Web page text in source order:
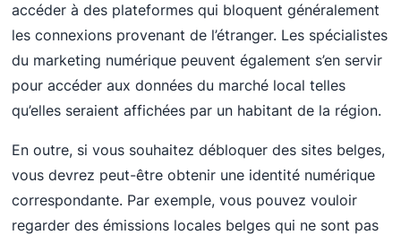
accéder à des plateformes qui bloquent généralement
les connexions provenant de l’étranger. Les spécialistes
du marketing numérique peuvent également s’en servir
pour accéder aux données du marché local telles
qu’elles seraient affichées par un habitant de la région.
En outre, si vous souhaitez débloquer des sites belges,
vous devrez peut-être obtenir une identité numérique
correspondante. Par exemple, vous pouvez vouloir
regarder des émissions locales belges qui ne sont pas